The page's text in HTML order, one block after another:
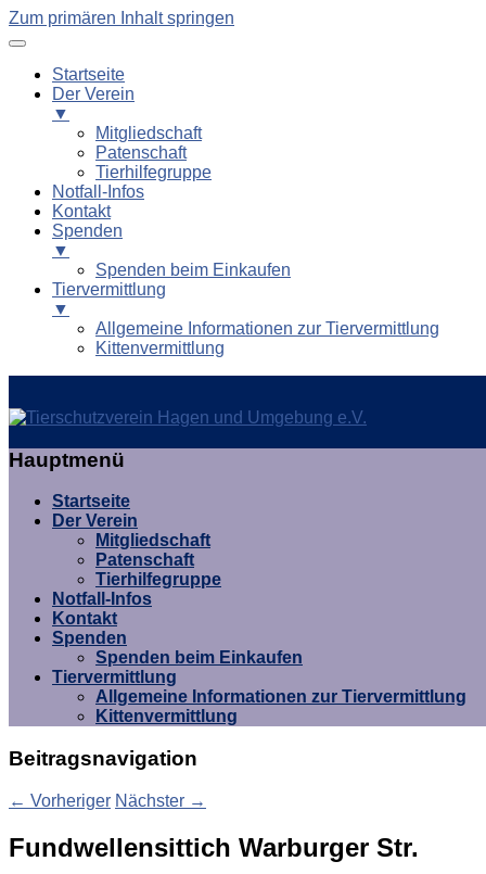
Zum primären Inhalt springen
Startseite
Der Verein
▼
Mitgliedschaft
Patenschaft
Tierhilfegruppe
Notfall-Infos
Kontakt
Spenden
▼
Spenden beim Einkaufen
Tiervermittlung
▼
Allgemeine Informationen zur Tiervermittlung
Kittenvermittlung
Tierschutzverein Hagen und
Hauptmenü
Startseite
Der Verein
Mitgliedschaft
Patenschaft
Tierhilfegruppe
Notfall-Infos
Kontakt
Spenden
Spenden beim Einkaufen
Tiervermittlung
Allgemeine Informationen zur Tiervermittlung
Kittenvermittlung
Beitragsnavigation
← Vorheriger Nächster →
Fundwellensittich Warburger Str.